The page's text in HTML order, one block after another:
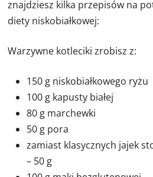
znajdziesz kilka przepisów na
diety niskobiałkowej:
Warzywne kotleciki zrobisz z:
150 g niskobiałkowego ryżu
100 g kapusty białej
80 g marchewki
50 g pora
zamiast klasycznych jajek
– 50 g